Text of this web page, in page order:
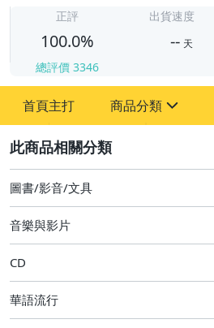
正評
100.0%
總評價 3346
出貨速度
-- 天
首頁主打 商品分類
圖書/影音/文具
玩具、模型與公仔
圖書/影音/文具
音樂與影片
CD
華語流行